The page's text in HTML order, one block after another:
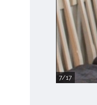
7/17